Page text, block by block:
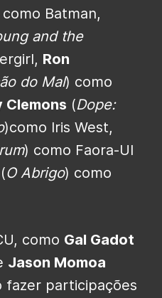
Batman,
and the
Ron
do Mal) como
Clemons (Dope:
)como Iris West,
) como Faora-Ul
(O Abrigo) como
como Gal Gadot
Jason Momoa
fazer participações